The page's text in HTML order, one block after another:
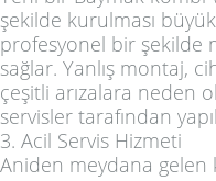
şekilde kurulması
profesyonel bir şekilde
sağlar. Yanlış montaj,
çeşitli arızalara neden
servisler tarafından
3. Acil Servis Hizmeti
Aniden meydana gelen